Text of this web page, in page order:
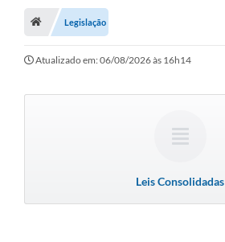
Legislação
Atualizado em: 06/08/2026 às 16h14
Leis Consolidadas